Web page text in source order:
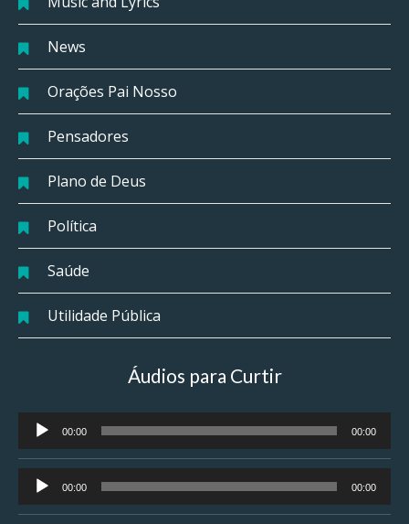
News
Orações Pai Nosso
Pensadores
Plano de Deus
Política
Saúde
Utilidade Pública
Áudios para Curtir
Tocador
de
áudio
00:00 00:00
Tocador
de
00:00 00:00